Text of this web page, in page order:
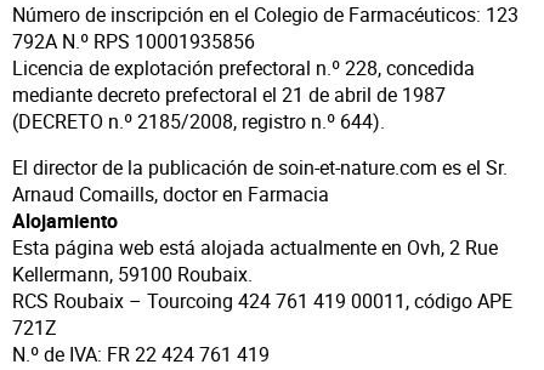
Número de inscripción en el Colegio de Farmacéuticos: 123
792A N.º RPS 10001935856
Licencia de explotación prefectoral n.º 228, concedida
mediante decreto prefectoral el 21 de abril de 1987
(DECRETO n.º 2185/2008, registro n.º 644).
El director de la publicación de soin-et-nature.com es el Sr.
Arnaud Comaills, doctor en Farmacia
Alojamiento
Esta página web está alojada actualmente en Ovh, 2 Rue
Kellermann, 59100 Roubaix.
RCS Roubaix – Tourcoing 424 761 419 00011, código APE
721Z
N.º de IVA: FR 22 424 761 419